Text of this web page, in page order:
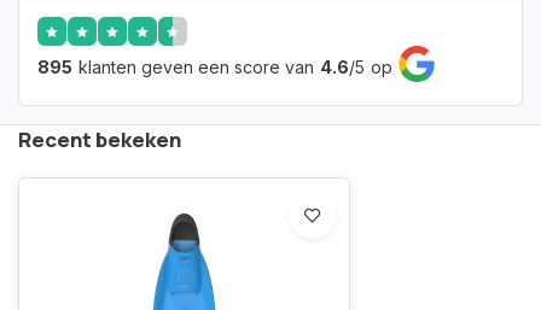
895 klanten geven een score van 4.6/5 op
Recent bekeken